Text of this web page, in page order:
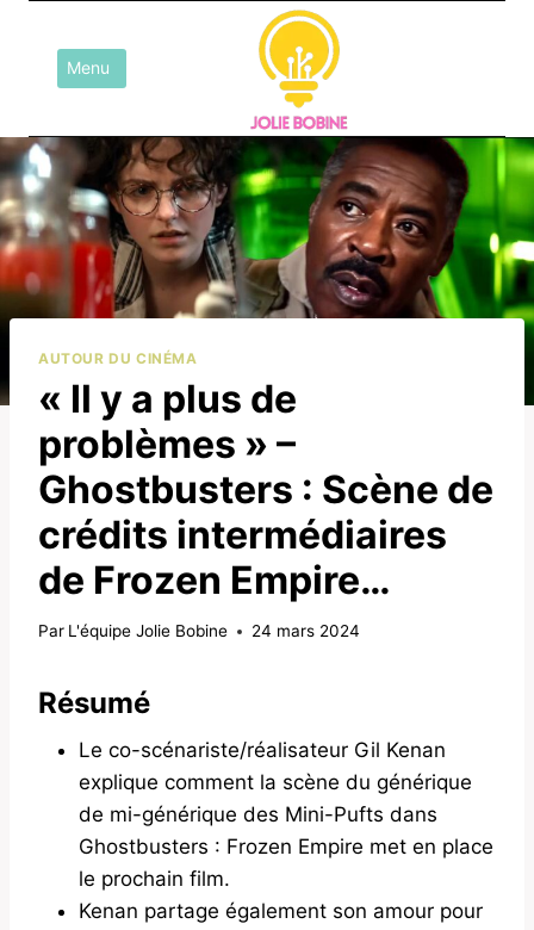
contenuMenu
AUTOUR DU CINÉMA
« Il y a plus de
problèmes » –
Ghostbusters : Scène de
crédits intermédiaires
de Frozen Empire…
Par L'équipe Jolie Bobine 24 mars 2024
Résumé
Le co-scénariste/réalisateur Gil Kenan
explique comment la scène du générique
de mi-générique des Mini-Pufts dans
Ghostbusters : Frozen Empire met en place
le prochain film.
Kenan partage également son amour pour